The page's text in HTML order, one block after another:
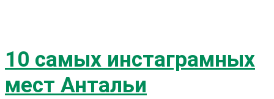
10 самых инстаграмных
мест Антальи